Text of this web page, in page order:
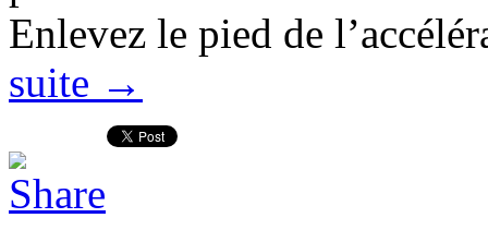
Enlevez le pied de
suite →